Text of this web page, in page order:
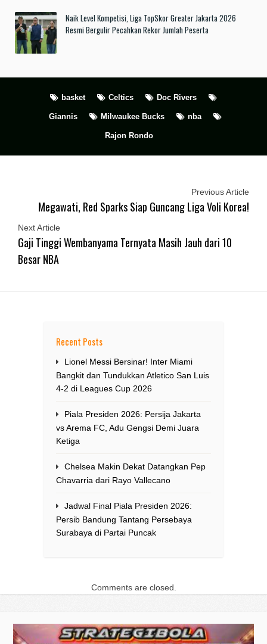
Naik Level Kompetisi, Liga TopSkor Greater Jakarta 2026
Resmi Bergulir Pecahkan Rekor Jumlah Peserta
basket Celtics Doc Rivers
Giannis Milwaukee Bucks nba
Rajon Rondo
Previous Article
Megawati, Red Sparks Siap Guncang Liga Voli Korea!
Next Article
Gaji Tinggi Wembanyama Ternyata Masih Jauh dari 10
Besar NBA
Recent Posts
Lionel Messi Bersinar! Inter Miami
Bangkit dan Tundukkan Atletico San Luis
4-2 di Leagues Cup 2026
Piala Presiden 2026: Persija Jakarta
vs Arema FC, Adu Gengsi Demi Juara
Ketiga
Chelsea Makin Dekat Datangkan Pep
Chavarria dari Rayo Vallecano
Jadwal Final Piala Presiden 2026:
Persib Bandung Tantang Persebaya
Surabaya di Partai Puncak
Comments are closed.